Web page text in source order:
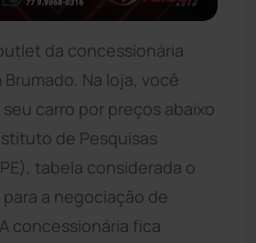
da concessionária
Na loja, você
carro por preços abaixo
de Pesquisas
tabela considerada o
a negociação de
concessionária fica